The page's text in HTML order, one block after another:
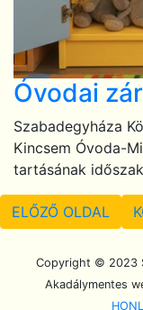
Óvodai
Szabadegyháza
Kincsem Óvoda-
tartásának
ELŐZŐ OLDAL
Scroll To Top
Copyright © 2023
Akadálymentes